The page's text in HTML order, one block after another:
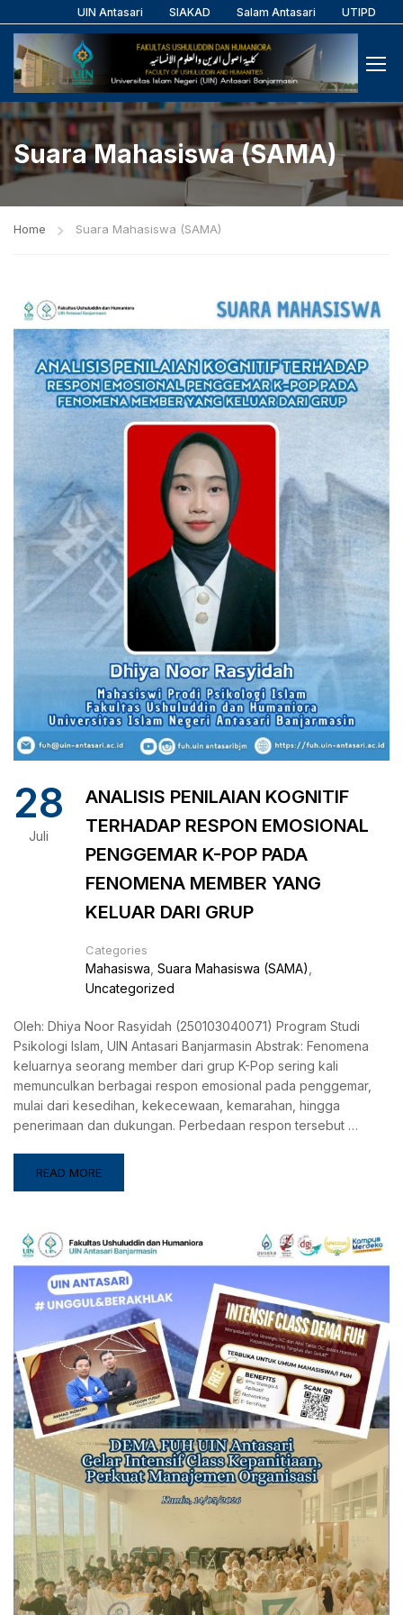
UIN Antasari SIAKAD Salam Antasari UTIPD
Suara Mahasiswa (SAMA)
Home Suara Mahasiswa (SAMA)
28
Juli
ANALISIS PENILAIAN KOGNITIF
TERHADAP RESPON EMOSIONAL
PENGGEMAR K-POP PADA
FENOMENA MEMBER YANG
KELUAR DARI GRUP
Categories
Mahasiswa Suara Mahasiswa (SAMA)
Uncategorized
Oleh: Dhiya Noor Rasyidah (250103040071) Program Studi
Psikologi Islam, UIN Antasari Banjarmasin Abstrak: Fenomena
keluarnya seorang member dari grup K-Pop sering kali
memunculkan berbagai respon emosional pada penggemar,
mulai dari kesedihan, kekecewaan, kemarahan, hingga
penerimaan dan dukungan. Perbedaan respon tersebut …
READ MORE